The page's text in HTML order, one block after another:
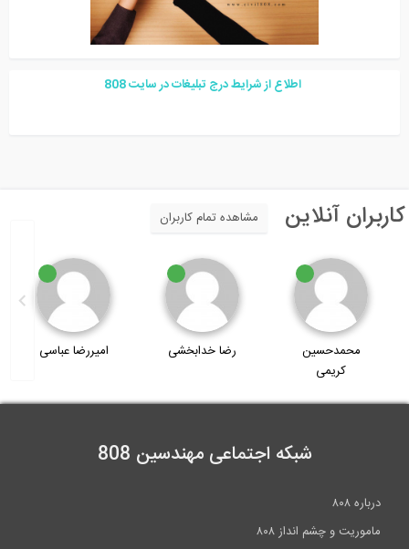
اطلاع از شرایط درج تبلیغات در سایت 808
آنلاین مشاهده تمام کاربران
محمدحسین
کریمی
رضا خدابخشی امیررضا عباسی
شبکه اجتماعی مهندسین 808
درباره ۸۰۸
ماموریت و چشم انداز ۸۰۸